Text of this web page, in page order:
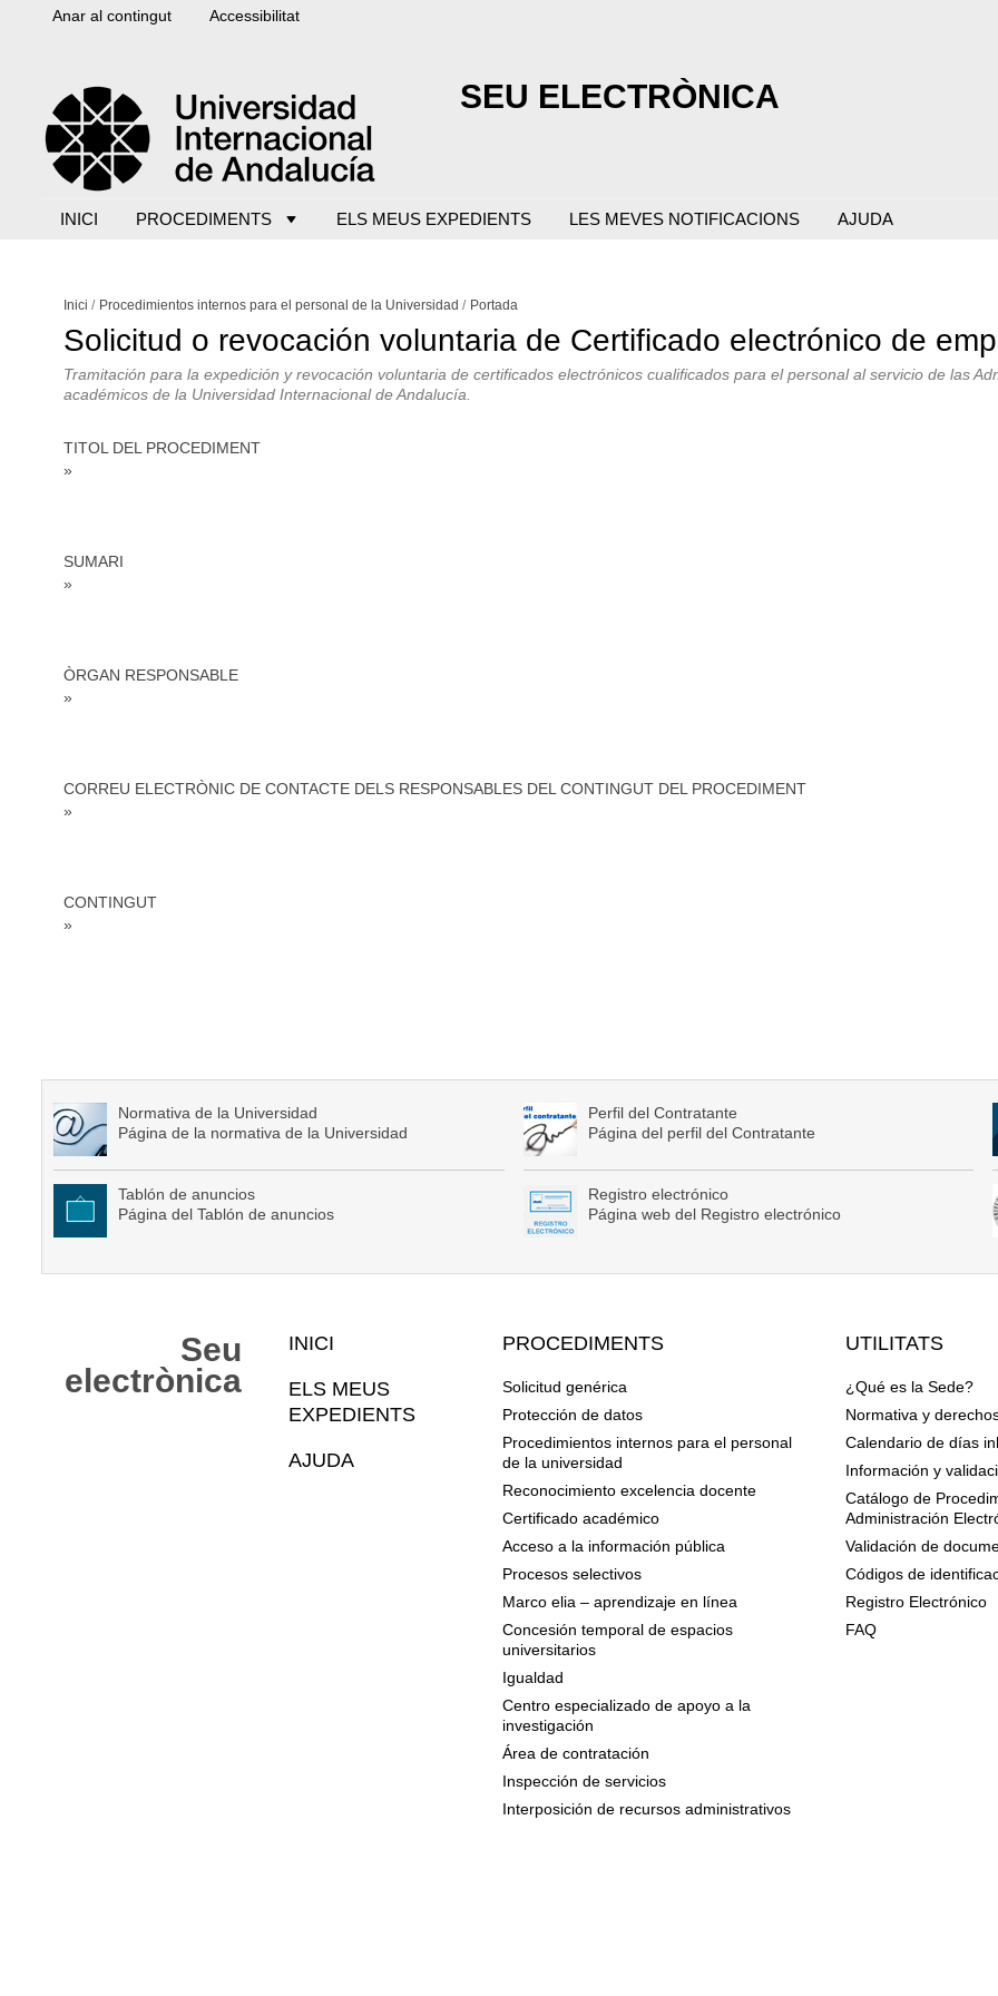
Anar al contingut Accessibilitat
SEU ELECTRÒNICA
INICI PROCEDIMENTS ELS MEUS EXPEDIENTS LES MEVES NOTIFICACIONS AJUDA
Inici Procedimientos internos para el personal de la Universidad Portada
Solicitud o revocación voluntaria de Certificado electrónico de
Tramitación para la expedición y revocación voluntaria de certificados electrónicos cualificados para el personal al servicio de las
académicos de la Universidad Internacional de Andalucía.
TITOL DEL PROCEDIMENT
»
SUMARI
»
ÒRGAN RESPONSABLE
»
CORREU ELECTRÒNIC DE CONTACTE DELS RESPONSABLES DEL CONTINGUT DEL PROCEDIMENT
»
CONTINGUT
»
Normativa de la Universidad
Página de la normativa de la Universidad
Perfil del Contratante
Página del perfil del Contratante
Tablón de anuncios
Página del Tablón de anuncios
Registro electrónico
Página web del Registro electrónico
Web
Seu
electrònica
INICI
ELS MEUS
EXPEDIENTS
AJUDA
PROCEDIMENTS
Solicitud genérica
Protección de datos
Procedimientos internos para el personal
de la universidad
Reconocimiento excelencia docente
Certificado académico
Acceso a la información pública
Procesos selectivos
Marco elia – aprendizaje en línea
Concesión temporal de espacios
universitarios
Igualdad
Centro especializado de apoyo a la
investigación
Área de contratación
Inspección de servicios
Interposición de recursos administrativos
UTILITATS
¿Qué es la Sede?
Normativa y
Calendario de días
Información y
Catálogo de
Administración
Validación de
Códigos de
Registro Electrónico
FAQ